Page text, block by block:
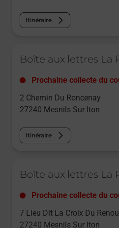
Itinéraire
Boîte aux lettres La
Prochaine collecte du
2 Chemin Du Roncenay
27240 Mesnils Sur Iton
Itinéraire
Boîte aux lettres La
Prochaine collecte du
7 Lieu Dit La Croix Du
27240 Mesnils Sur Iton